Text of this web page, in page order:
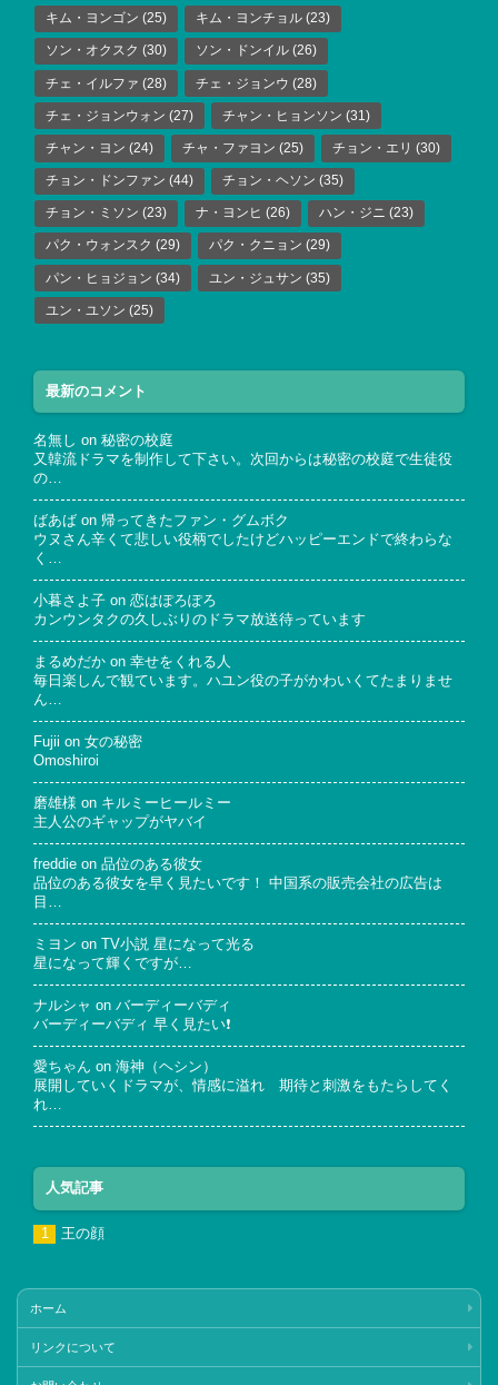
キム・ヨンゴン (25) キム・ヨンチョル (23)
ソン・オクスク (30) ソン・ドンイル (26)
チェ・イルファ (28) チェ・ジョンウ (28)
チェ・ジョンウォン (27) チャン・ヒョンソン (31)
チャン・ヨン (24) チャ・ファヨン (25) チョン・エリ (30)
チョン・ドンファン (44) チョン・ヘソン (35)
チョン・ミソン (23) ナ・ヨンヒ (26) ハン・ジニ (23)
パク・ウォンスク (29) パク・クニョン (29)
パン・ヒョジョン (34) ユン・ジュサン (35)
ユン・ユソン (25)
最新のコメント
名無し on 秘密の校庭
又韓流ドラマを制作して下さい。次回からは秘密の校庭で生徒役
の…
ばあば on 帰ってきたファン・グムボク
ウヌさん辛くて悲しい役柄でしたけどハッピーエンドで終わらな
く…
小暮さよ子 on 恋はぽろぽろ
カンウンタクの久しぶりのドラマ放送待っています
まるめだか on 幸せをくれる人
毎日楽しんで観ています。ハユン役の子がかわいくてたまりませ
ん…
Fujii on 女の秘密
Omoshiroi
磨雄様 on キルミーヒールミー
主人公のギャップがヤバイ
freddie on 品位のある彼女
品位のある彼女を早く見たいです！ 中国系の販売会社の広告は
目…
ミヨン on TV小説 星になって光る
星になって輝くですが…
ナルシャ on バーディーバディ
バーディーバディ 早く見たい❗
愛ちゃん on 海神（ヘシン）
展開していくドラマが、情感に溢れ 期待と刺激をもたらしてく
れ…
人気記事
王の顔
ホーム
リンクについて